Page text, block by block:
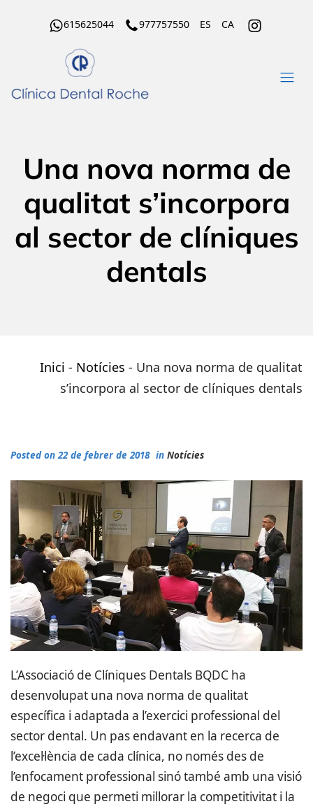
615625044 977757550 ES CA
Una nova norma de
qualitat s’incorpora
al sector de clíniques
dentals
Inici - Notícies - Una nova norma de qualitat
s’incorpora al sector de clíniques dentals
Posted on 22 de febrer de 2018 in Notícies
L’Associació de Clíniques Dentals BQDC ha
desenvolupat una nova norma de qualitat
específica i adaptada a l’exercici professional del
sector dental. Un pas endavant en la recerca de
l’excel·lència de cada clínica, no només des de
l’enfocament professional sinó també amb una visió
de negoci que permeti millorar la competitivitat i la